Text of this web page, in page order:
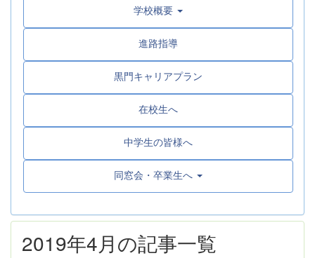
学校概要
進路指導
黒門キャリアプラン
在校生へ
中学生の皆様へ
同窓会・卒業生へ
2019年4月の記事一覧